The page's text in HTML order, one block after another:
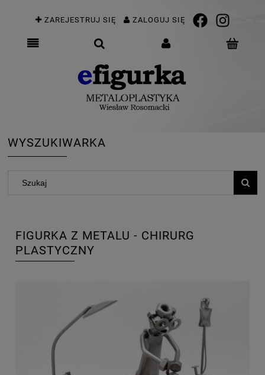
ZAREJESTRUJ SIĘ ZALOGUJ SIĘ
WYSZUKIWARKA
FIGURKA Z METALU - CHIRURG
PLASTYCZNY